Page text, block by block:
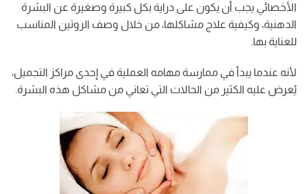
الأخصائي يجب أن يكون على دراية بكل كبيرة وصغيرة عن البشرة
الدهنية، وكيفية علاج مشاكلها، من خلال وصف الروتين المناسب
للعناية بها.
لأنه عندما يبدأ في ممارسة مهامه العملية في إحدى مراكز التجميل،
يُعرض عليه الكثير من الحالات التي تعاني من مشاكل هذه البشرة.